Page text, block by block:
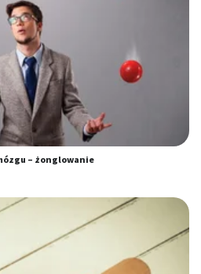
– żonglowanie